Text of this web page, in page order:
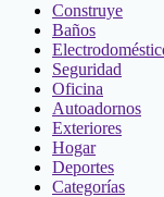
Construye
Baños
Seguridad
Oficina
Autoadornos
Exteriores
Hogar
Deportes
Categorías